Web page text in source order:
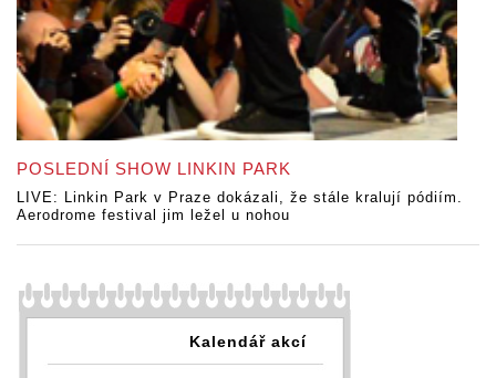
POSLEDNÍ SHOW LINKIN PARK
LIVE: Linkin Park v Praze dokázali, že stále kralují pódiím.
Aerodrome festival jim ležel u nohou
Kalendář akcí